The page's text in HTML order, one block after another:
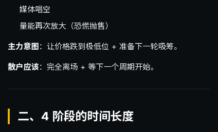
媒体唱空
量能再次放大（恐慌抛售）
主力意图 ：让价格跌到极低位 + 准备下一轮吸筹。
散户应该：完全离场 + 等下一个周期开始。
二、4 阶段的时间长度